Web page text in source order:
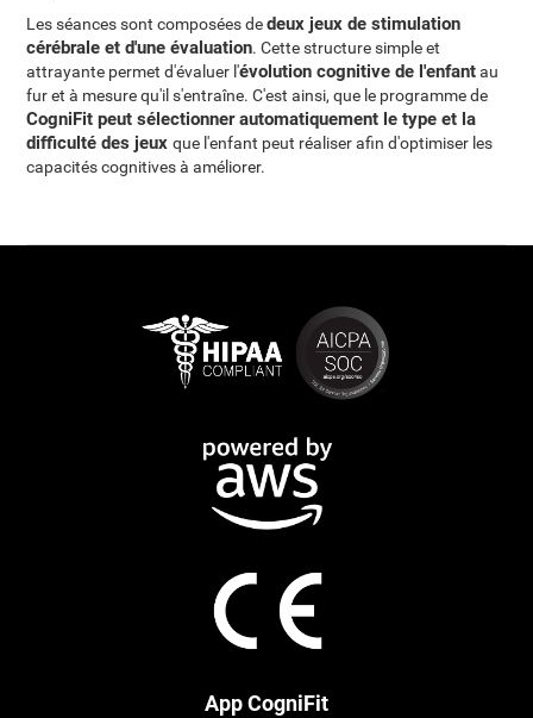
Les séances sont composées dedeux jeux de stimulation
cérébrale et d'une évaluation. Cette structure simple et
attrayante permet d'évaluer l'évolution cognitive de l'enfantau
fur et à mesure qu'il s'entraîne. C'est ainsi, que le programme de
CogniFit peut sélectionner automatiquement le type et la
difficulté des jeuxque l'enfant peut réaliser afin d'optimiser les
capacités cognitives à améliorer.
App CogniFit